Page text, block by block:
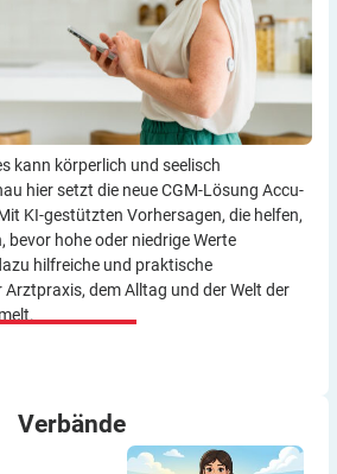
kann körperlich und seelisch
hier setzt die neue CGM-Lösung Accu-
KI-gestützten Vorher­sagen, die helfen,
bevor hohe oder niedrige Werte
hilf­reiche und praktische
dem Alltag und der Welt der
Verbände